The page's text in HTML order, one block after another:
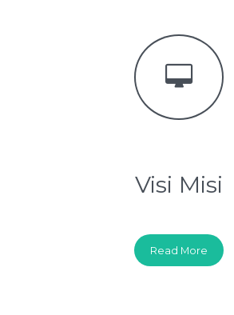
Visi Misi
Read More